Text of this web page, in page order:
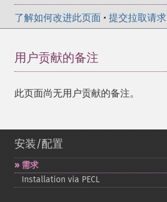
了解如何改进此页面 • 提交拉取请求
用户贡献的备注
此页面尚无用户贡献的备注。
安装/配置
需求
Installation via PECL